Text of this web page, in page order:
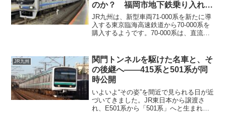
のか？ 福岡市地下鉄乗り入れ区
間以外は2両へ短編成化か？
JR九州は、新型車両71-000系を新たに導
入する東京臨海高速鉄道から70-000系を
購入するようです。70-000系は、直流電
す。一昨日（7月18日）に投稿したJR東
日本のＥ501と同様に中古車両を購入して
使用する形となるようです。
JR九州
関門トンネルを駆けた名車と、そ
の後継へ――415系と501系が同
時公開
いよいよ“その姿”を間近で見られる日が近
づいてきました。JR東日本から譲渡さ
れ、E501系から「501系」へと生まれ変